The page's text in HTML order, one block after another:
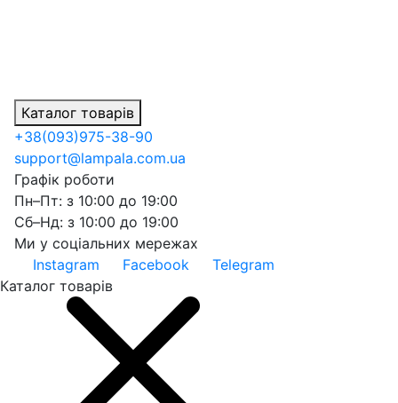
Каталог товарів
+38(093)975-38-90
support@lampala.com.ua
Графік роботи
Пн–Пт: з 10:00 до 19:00
Сб–Нд: з 10:00 до 19:00
Ми у соціальних мережах
Instagram
Facebook
Telegram
Каталог товарів